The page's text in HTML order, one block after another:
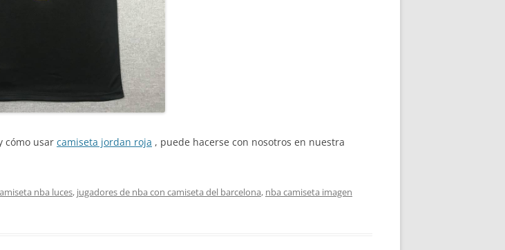
cómo usar camiseta jordan roja , puede hacerse con nosotros en nuestra
nba luces, jugadores de nba con camiseta del barcelona, nba camiseta imagen